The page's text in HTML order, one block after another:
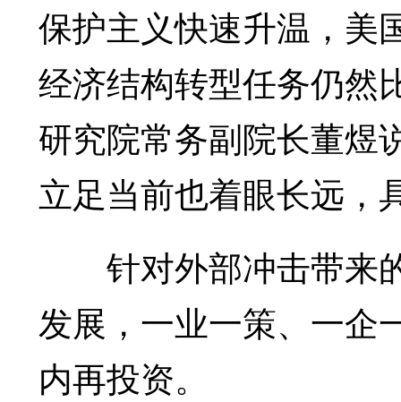
保护主义快速升温，美
经济结构转型任务仍然
研究院常务副院长董煜
立足当前也着眼长远，
针对外部冲击带来
发展，一业一策、一企
内再投资。